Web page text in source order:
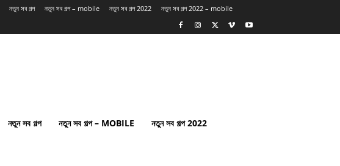
নতুন সব গল্প নতুন সব গল্প – mobile নতুন সব গল্প 2022 নতুন সব গল্প 2022 – mobile
নতুন সব গল্প নতুন সব গল্প – MOBILE নতুন সব গল্প 2022